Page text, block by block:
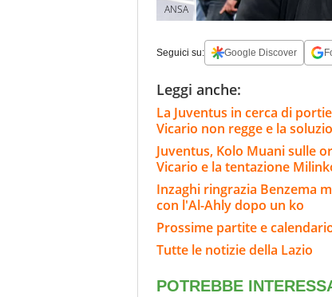
ANSA
Seguici su: Google Discover
Leggi anche:
La Juventus in cerca di
Vicario non regge e la
Juventus, Kolo Muani sulle
Vicario e la tentazione
Inzaghi ringrazia Benzema
con l'Al-Ahly dopo un ko
Prossime partite e
Tutte le notizie della Lazio